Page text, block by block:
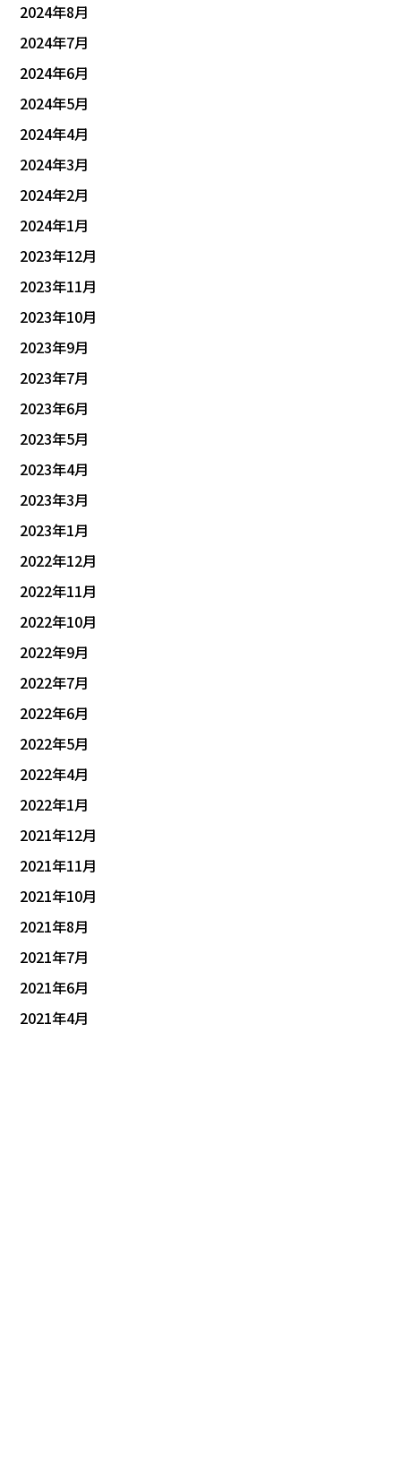
2024年8月
2024年7月
2024年6月
2024年5月
2024年4月
2024年3月
2024年2月
2024年1月
2023年12月
2023年11月
2023年10月
2023年9月
2023年7月
2023年6月
2023年5月
2023年4月
2023年3月
2023年1月
2022年12月
2022年11月
2022年10月
2022年9月
2022年7月
2022年6月
2022年5月
2022年4月
2022年1月
2021年12月
2021年11月
2021年10月
2021年8月
2021年7月
2021年6月
2021年4月